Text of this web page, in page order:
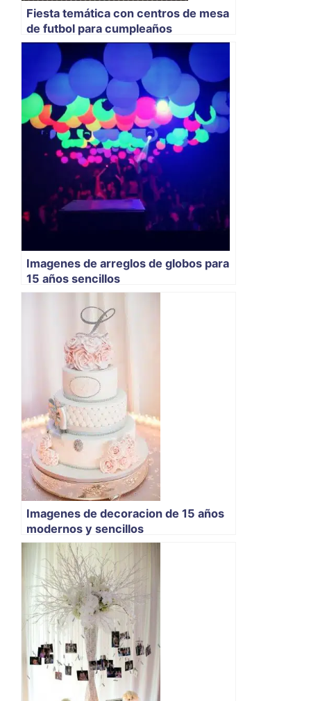
Fiesta temática con centros de mesa
de futbol para cumpleaños
Imagenes de arreglos de globos para
15 años sencillos
Imagenes de decoracion de 15 años
modernos y sencillos